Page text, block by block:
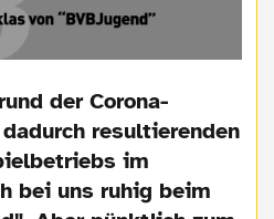
der Corona-
resultierenden
im
bei uns ruhig beim